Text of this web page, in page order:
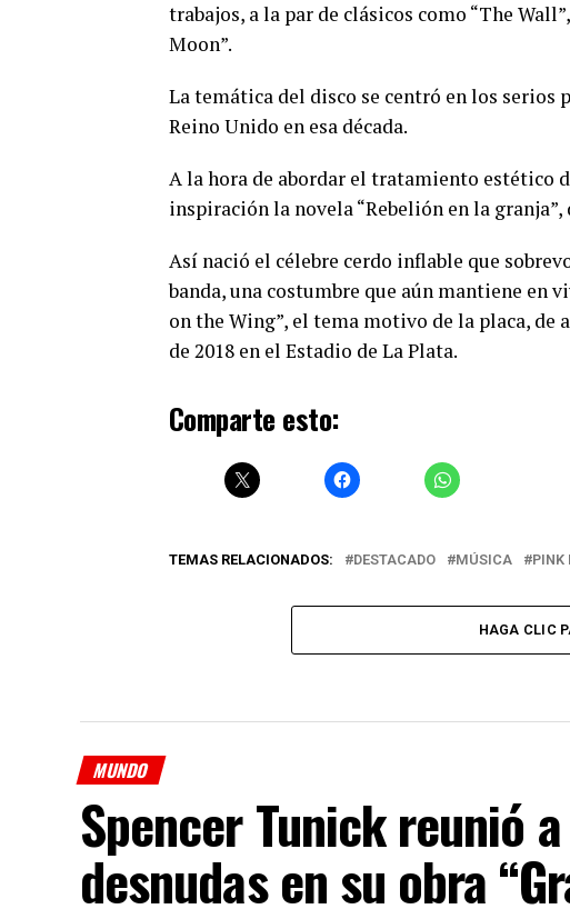
trabajos, a la par de clásicos como “The
Moon”.
La temática del disco se centró en los serios
Reino Unido en esa década.
A la hora de abordar el tratamiento estético
inspiración la novela “Rebelión en la granja”,
Así nació el célebre cerdo inflable que
banda, una costumbre que aún mantiene en
on the Wing”, el tema motivo de la placa,
de 2018 en el Estadio de La Plata.
Comparte esto:
TEMAS RELACIONADOS: DESTACADO MÚSICA PINK
HAGA CLIC
MUNDO
Spencer Tunick reunió
desnudas en su obra